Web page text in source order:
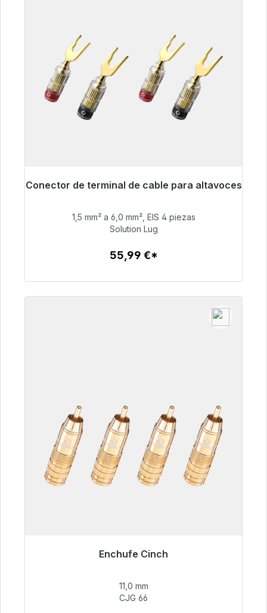
Conector de terminal de cable para altavoces
Listo para envío inmediato, plazo de entrega
55,99 €
1,5 mm² a 6,0 mm², EIS 4 piezas
Solution Lug
55,99 €*
Enchufe Cinch
Listo para envío inmediato, plazo de entrega
55,99 €
11,0 mm
CJG 66